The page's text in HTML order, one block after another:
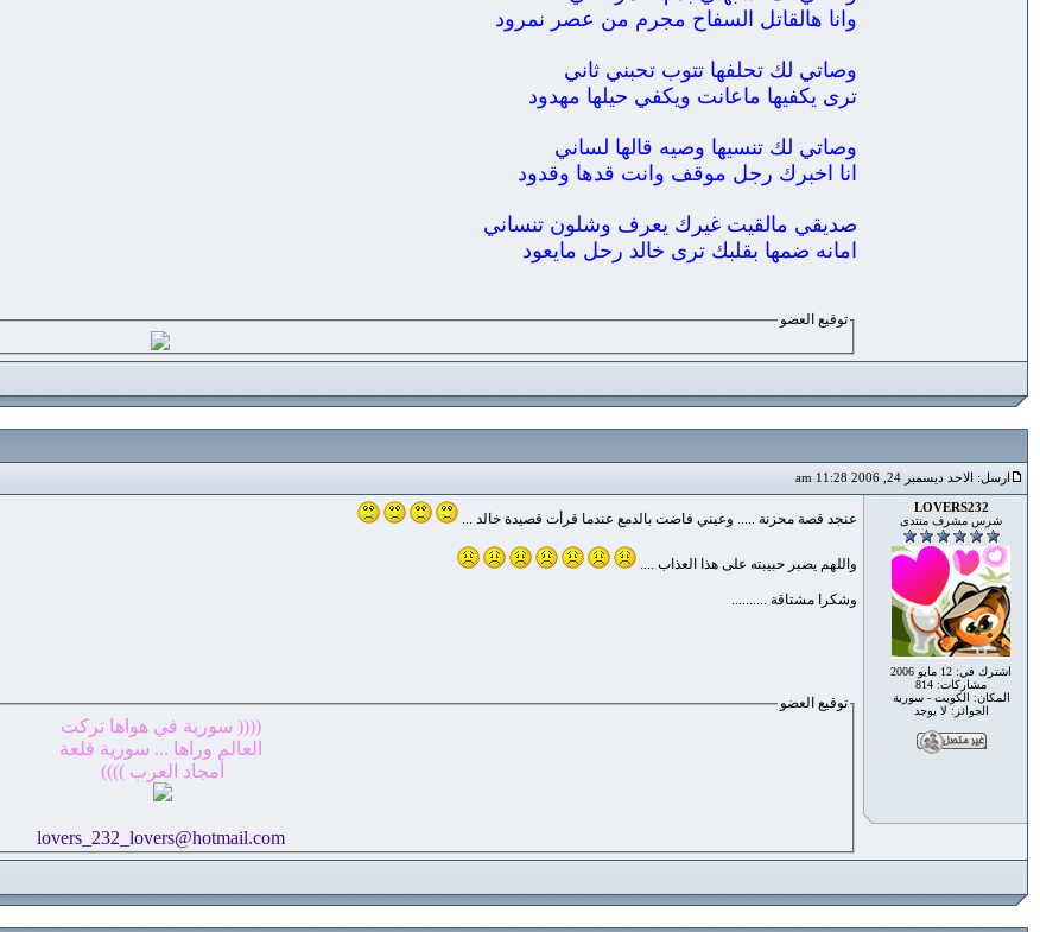
وانا هالقاتل السفاح مجرم من عصر نمرود
وصاتي لك تحلفها تتوب تحبني ثاني
ترى يكفيها ماعانت ويكفي حيلها مهدود
وصاتي لك تنسيها وصيه قالها لساني
انا اخبرك رجل موقف وانت قدها وقدود
صديقي مالقيت غيرك يعرف وشلون تنساني
امانه ضمها بقلبك ترى خالد رحل مايعود
توقيع العضو
ارسل: الاحد ديسمبر 24, 2006 11:28 am
LOVERS232
شرس مشرف منتدى
اشترك في: 12 مايو 2006
مشاركات: 814
المكان: الكويت - سورية
الجوائز: لا يوجد
عنجد قصة محزنة ..... وعيني فاضت بالدمع عندما قرأت قصيدة خالد ...
واللهم يصبر حبيبته على هذا العذاب ....
وشكرا مشتاقة ..........
توقيع العضو
(((( سورية في هواها تركت
العالم وراها ... سورية قلعة
أمجاد العرب ))))
lovers_232_lovers@hotmail.com